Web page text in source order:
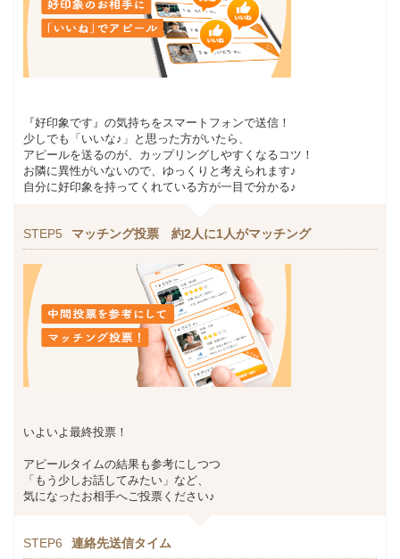
『好印象です』の気持ちをスマートフォンで送信！
少しでも「いいな♪」と思った方がいたら、
アピールを送るのが、カップリングしやすくなるコツ！
お隣に異性がいないので、ゆっくりと考えられます♪
自分に好印象を持ってくれている方が一目で分かる♪
STEP5 マッチング投票 約2人に1人がマッチング
いよいよ最終投票！
アピールタイムの結果も参考にしつつ
「もう少しお話してみたい」など、
気になったお相手へご投票ください♪
STEP6 連絡先送信タイム